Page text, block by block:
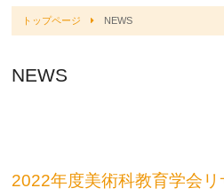
トップページ NEWS
NEWS
2022年度美術科教育学会